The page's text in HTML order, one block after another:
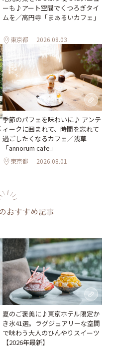
ーも♪アート空間でくつろぎタイ
ムを／高円寺「まぁるいカフェ」
東京都 2026.08.03
季節のパフェを味わいに♪ アンテ
ィークに囲まれて、時間を忘れて
過ごしたくなるカフェ／浅草
「annorum cafe」
東京都 2026.08.01
のおすすめ記事
夏のご褒美に♪東京ホテル限定か
き氷41選。ラグジュアリーな空間
で味わう大人のひんやりスイーツ
【2026年最新】